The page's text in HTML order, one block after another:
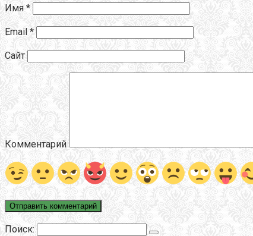
Имя *
Email *
Сайт
Комментарий
Поиск: